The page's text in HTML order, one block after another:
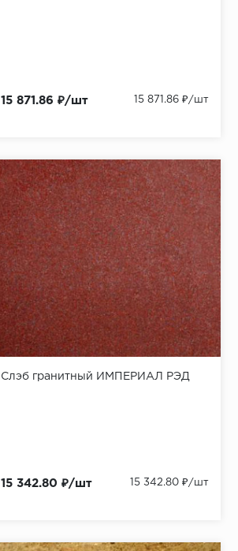
15 871.86 ₽/шт 15 871.86 ₽/шт
Слэб гранитный ИМПЕРИАЛ РЭД
15 342.80 ₽/шт 15 342.80 ₽/шт